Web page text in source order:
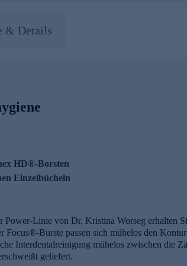
& Details
HD®-Borsten
Einzelbücheln
Power-Linie von Dr. Kristina Worseg erhalten
Bürste passen sich mühelos den
Interdentalreinigung mühelos zwischen die
geliefert.